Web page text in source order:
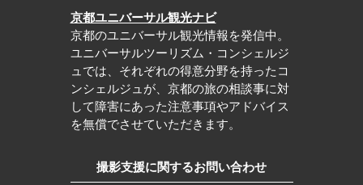
京都ユニバーサル観光ナビ
京都のユニバーサル観光情報を発信中。
ユニバーサルツーリズム・コンシェルジ
ュでは、それぞれの得意分野を持ったコ
ンシェルジュが、京都の旅の相談事に対
して障害にあった注意事項やアドバイス
を無償でさせていただきます。
撮影支援に関するお問い合わせ